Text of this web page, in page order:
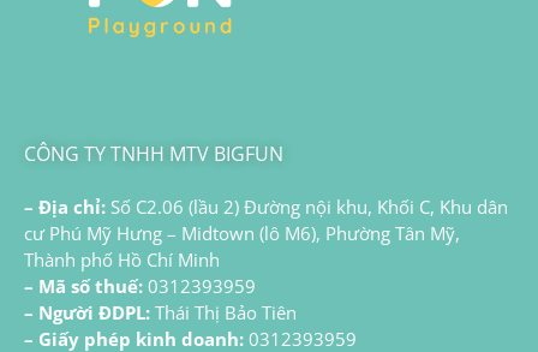
CÔNG TY TNHH MTV BIGFUN
– Địa chỉ: Số C2.06 (lầu 2) Đường nội khu, Khối C, Khu dân
cư Phú Mỹ Hưng – Midtown (lô M6), Phường Tân Mỹ,
Thành phố Hồ Chí Minh
– Mã số thuế: 0312393959
– Người ĐDPL: Thái Thị Bảo Tiên
– Giấy phép kinh doanh: 0312393959